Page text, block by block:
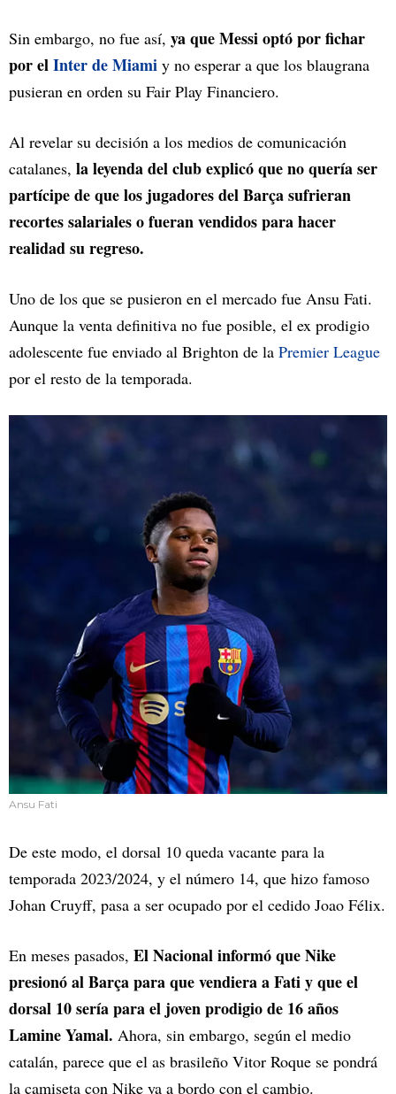
Sin embargo, no fue así, ya que Messi optó por fichar
por elInter de Miami y no esperar a que los blaugrana
pusieran en orden su Fair Play Financiero.
Al revelar su decisión a los medios de comunicación
catalanes, la leyenda del club explicó que no quería ser
partícipe de que los jugadores del Barça sufrieran
recortes salariales o fueran vendidos para hacer
realidad su regreso.
Uno de los que se pusieron en el mercado fue Ansu Fati.
Aunque la venta definitiva no fue posible, el ex prodigio
adolescente fue enviado al Brighton de la Premier League
por el resto de la temporada.
Ansu Fati
De este modo, el dorsal 10 queda vacante para la
temporada 2023/2024, y el número 14, que hizo famoso
Johan Cruyff, pasa a ser ocupado por el cedido Joao Félix.
En meses pasados, El Nacional informó que Nike
presionó al Barça para que vendiera a Fati y que el
dorsal 10 sería para el joven prodigio de 16 años
Lamine Yamal. Ahora, sin embargo, según el medio
catalán, parece que el as brasileño Vitor Roque se pondrá
la camiseta con Nike ya a bordo con el cambio.